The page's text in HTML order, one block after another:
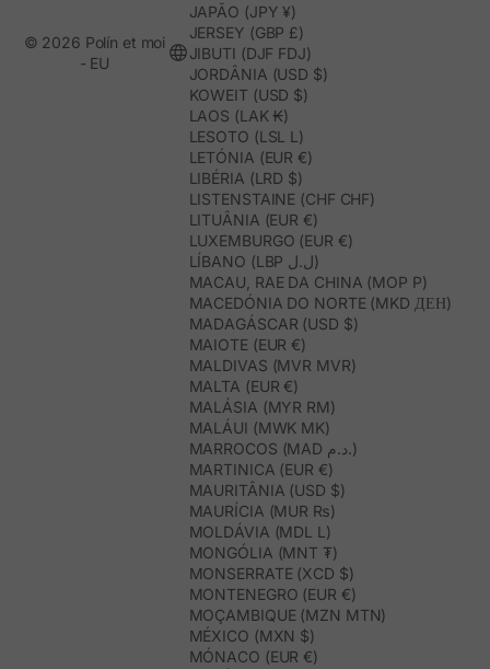
JAPÃO (JPY ¥)
JERSEY (GBP £)
JIBUTI (DJF FDJ)
JORDÂNIA (USD $)
KOWEIT (USD $)
LAOS (LAK ₭)
LESOTO (LSL L)
LETÓNIA (EUR €)
LIBÉRIA (LRD $)
LISTENSTAINE (CHF CHF)
LITUÂNIA (EUR €)
LUXEMBURGO (EUR €)
LÍBANO (LBP ل.ل)
MACAU, RAE DA CHINA (MOP P)
MACEDÓNIA DO NORTE (MKD ДЕН)
MADAGÁSCAR (USD $)
MAIOTE (EUR €)
MALDIVAS (MVR MVR)
MALTA (EUR €)
MALÁSIA (MYR RM)
MALÁUI (MWK MK)
MARROCOS (MAD د.م.)
MARTINICA (EUR €)
MAURITÂNIA (USD $)
MAURÍCIA (MUR ₨)
MOLDÁVIA (MDL L)
MONGÓLIA (MNT ₮)
MONSERRATE (XCD $)
MONTENEGRO (EUR €)
MOÇAMBIQUE (MZN MTN)
MÉXICO (MXN $)
MÓNACO (EUR €)
© 2026 Polín et moi
- EU